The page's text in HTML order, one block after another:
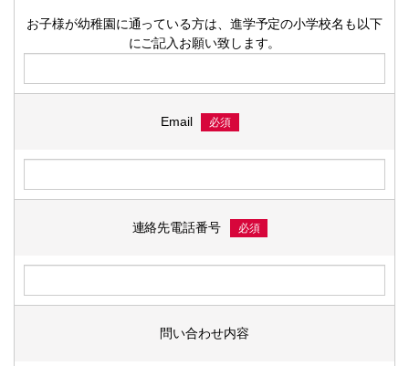
お子様が幼稚園に通っている方は、進学予定の小学校名も以下
にご記入お願い致します。
Email 必須
連絡先電話番号 必須
問い合わせ内容